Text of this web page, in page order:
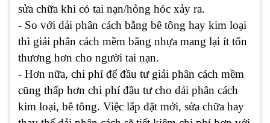
sửa chữa khi có tai nạn/hỏng hóc xảy ra.
- So với dải phân cách bằng bê tông hay kim loại
thì giải phân cách mềm bằng nhựa mang lại ít tổn
thương hơn cho người tai nạn.
- Hơn nữa, chi phí để đầu tư giải phân cách mềm
cũng thấp hơn chi phí đầu tư cho dải phân cách
kim loại, bê tông. Việc lắp đặt mới, sửa chữa hay